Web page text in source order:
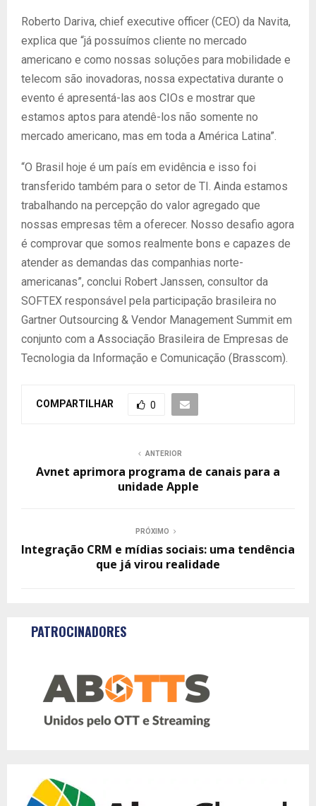
Roberto Dariva, chief executive officer (CEO) da Navita,
explica que “já possuímos cliente no mercado
americano e como nossas soluções para mobilidade e
telecom são inovadoras, nossa expectativa durante o
evento é apresentá-las aos CIOs e mostrar que
estamos aptos para atendê-los não somente no
mercado americano, mas em toda a América Latina”.
“O Brasil hoje é um país em evidência e isso foi
transferido também para o setor de TI. Ainda estamos
trabalhando na percepção do valor agregado que
nossas empresas têm a oferecer. Nosso desafio agora
é comprovar que somos realmente bons e capazes de
atender as demandas das companhias norte-
americanas”, conclui Robert Janssen, consultor da
SOFTEX responsável pela participação brasileira no
Gartner Outsourcing & Vendor Management Summit em
conjunto com a Associação Brasileira de Empresas de
Tecnologia da Informação e Comunicação (Brasscom).
COMPARTILHAR 0
ANTERIOR
Avnet aprimora programa de canais para a
unidade Apple
PRÓXIMO
Integração CRM e mídias sociais: uma tendência
que já virou realidade
PATROCINADORES